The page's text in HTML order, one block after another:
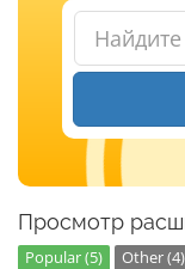
Просмотр
Popular (5) Other (4)